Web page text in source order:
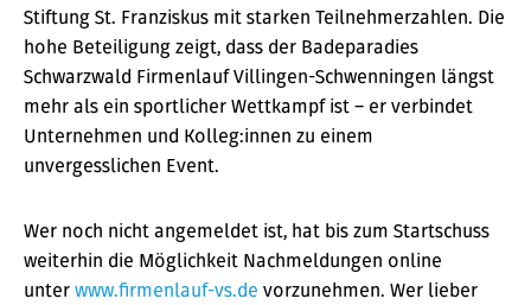
Stiftung St. Franziskus mit starken Teilnehmerzahlen. Die
hohe Beteiligung zeigt, dass der Badeparadies
Schwarzwald Firmenlauf Villingen-Schwenningen längst
mehr als ein sportlicher Wettkampf ist – er verbindet
Unternehmen und Kolleg:innen zu einem
unvergesslichen Event.
Wer noch nicht angemeldet ist, hat bis zum Startschuss
weiterhin die Möglichkeit Nachmeldungen online
unter www.firmenlauf-vs.de vorzunehmen. Wer lieber